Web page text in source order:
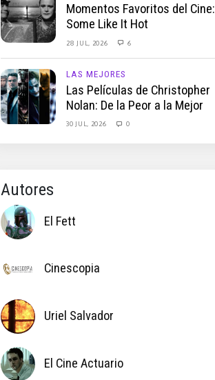
Momentos Favoritos del Cine:
Some Like It Hot
28 JUL, 2026 6
LAS MEJORES
Las Películas de Christopher
Nolan: De la Peor a la Mejor
30 JUL, 2026 0
Autores
El Fett
Cinescopia
Uriel Salvador
El Cine Actuario